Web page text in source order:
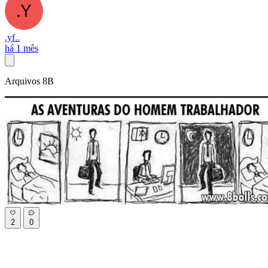
.yf..
há 1 mês
Arquivos 8B
2 0